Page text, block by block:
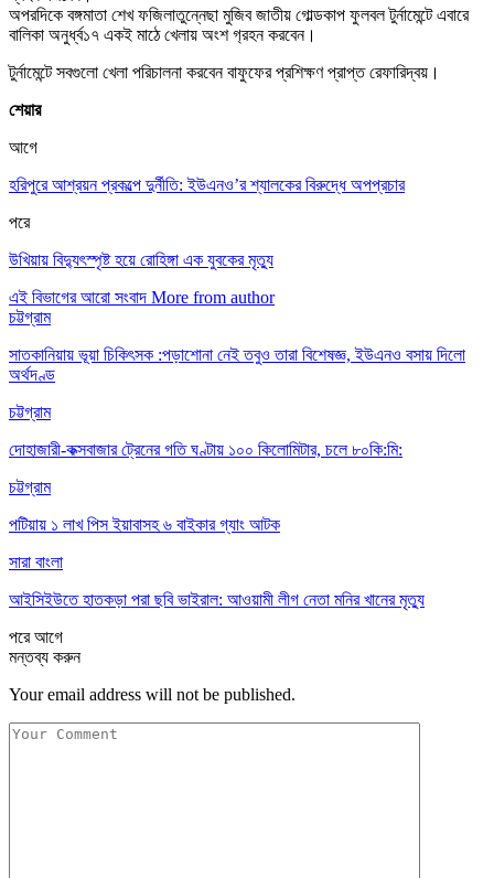
অপরদিকে বঙ্গমাতা শেখ ফজিলাতুন্নেছা মুজিব জাতীয় গোল্ডকাপ ফুলবল টুর্নামেন্টে এবারে
বালিকা অনুর্ধ্ব১৭ একই মাঠে খেলায় অংশ গ‍্রহন করবেন।
টুর্নামেন্টে সবগুলো খেলা পরিচালনা করবেন বাফুফের প্রশিক্ষণ প্রাপ্ত রেফারিদ্বয়।
শেয়ার
আগে
হরিপুরে আশ্রয়ন প্রকল্পে দুর্নীতি: ইউএনও’র শ্যালকের বিরুদ্ধে অপপ্রচার
পরে
উখিয়ায় বিদ্যুৎস্পৃষ্ট হয়ে রোহিঙ্গা এক যুবকের মৃত্যু
এই বিভাগের আরো সংবাদ More from author
চট্টগ্রাম
সাতকানিয়ায় ভূয়া চিকিৎসক :পড়াশোনা নেই তবুও তারা বিশেষজ্ঞ, ইউএনও বসায় দিলো
অর্থদণ্ড
চট্টগ্রাম
দোহাজারী-কক্সবাজার ট্রেনের গতি ঘণ্টায় ১০০ কিলোমিটার, চলে ৮০কি:মি:
চট্টগ্রাম
পটিয়ায় ১ লাখ পিস ইয়াবাসহ ৬ বাইকার গ্যাং আটক
সারা বাংলা
আইসিইউতে হাতকড়া পরা ছবি ভাইরাল: আওয়ামী লীগ নেতা মনির খানের মৃত্যু
পরেআগে
মন্তব্য করুন
Your email address will not be published.